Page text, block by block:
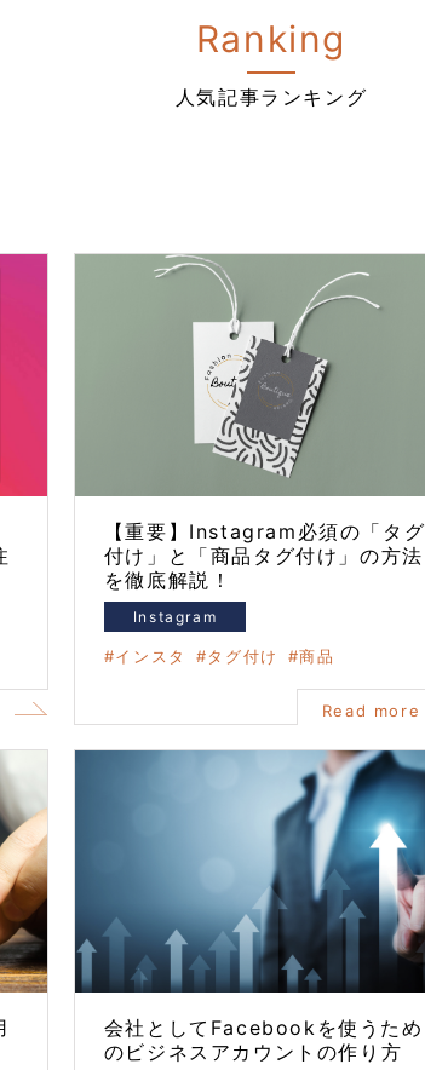
Ranking
人気記事ランキング
【重要】Instagram必須の「タグ
付け」と「商品タグ付け」の方法
を徹底解説！
Instagram
インスタ タグ付け 商品
Read more
会社としてFacebookを使うため
のビジネスアカウントの作り方